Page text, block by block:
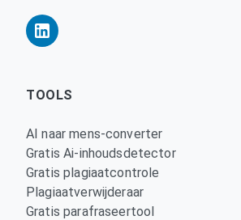
TOOLS
AI naar mens-converter
Gratis Ai-inhoudsdetector
Gratis plagiaatcontrole
Plagiaatverwijderaar
Gratis parafraseertool